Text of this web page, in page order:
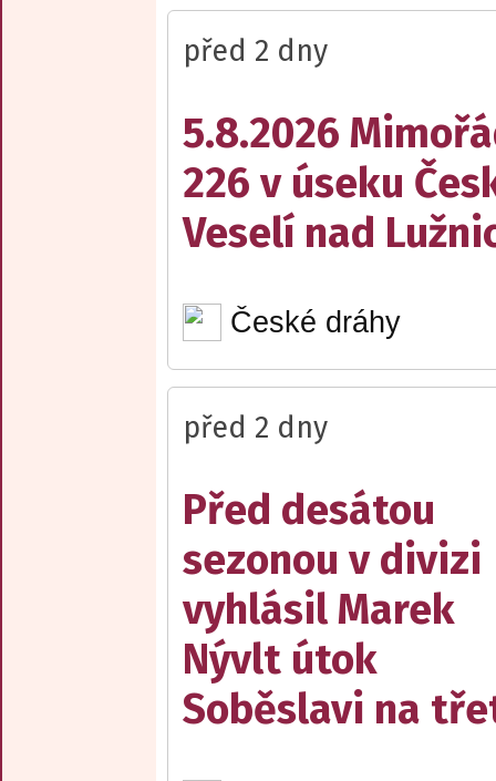
před 2 dny
5.8.2026
226 v úseku
Veselí nad
České dráhy
před 2 dny
Před desátou
sezonou v divizi
vyhlásil Marek
Nývlt útok
Soběslavi na